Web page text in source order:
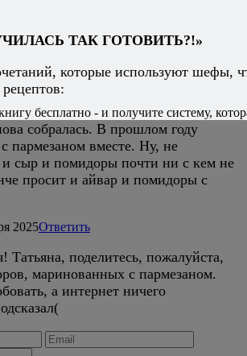
2024 Ответить
забыла, что делала именно по этому
собралась. В прошлом году
пармезаном вместе. Ну, не
сыр и помидоры почти ни с кем не
просит и айвар и помидоры с
2025Ответить
Татьяна, поделитесь, пожалуйста,
маринованных с пармезаном.
а интернет ничего
ТАК ГОТОВИТЬ?!»
которые используют шефы,
бесплатно - и получите систему,